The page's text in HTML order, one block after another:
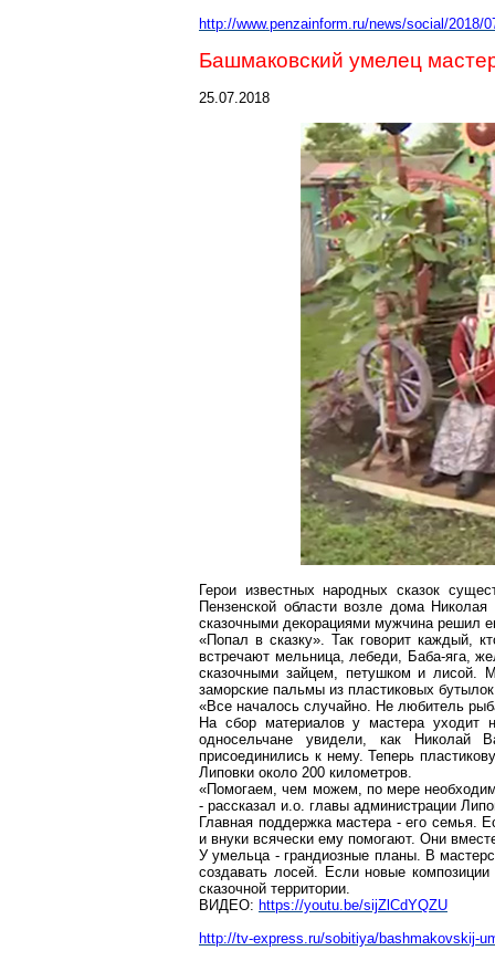
http://www.penzainform.ru/news/social/2018/
Башмаковский умелец
25.07.2018
Герои известных народных сказок
Пензенской области возле дома Николая
сказочными декорациями мужчина решил
«Попал в сказку». Так говорит каждый,
встречают мельница, лебеди, Баба-яга,
сказочными зайцем, петушком и лисой.
заморские пальмы из пластиковых
«Все началось случайно. Не любитель
На сбор материалов у мастера уходит
односельчане увидели, как Николай
присоединились к нему. Теперь
Липовки около 200 километров.
«Помогаем, чем можем, по мере
- рассказал и.о. главы администрации
Главная поддержка мастера - его семья.
и внуки всячески ему помогают. Они
У умельца - грандиозные планы. В
создавать лосей. Если новые
сказочной территории.
ВИДЕО: https://youtu.be/sijZlCdYQZU
http://tv-express.ru/sobitiya/bashmakovskij-